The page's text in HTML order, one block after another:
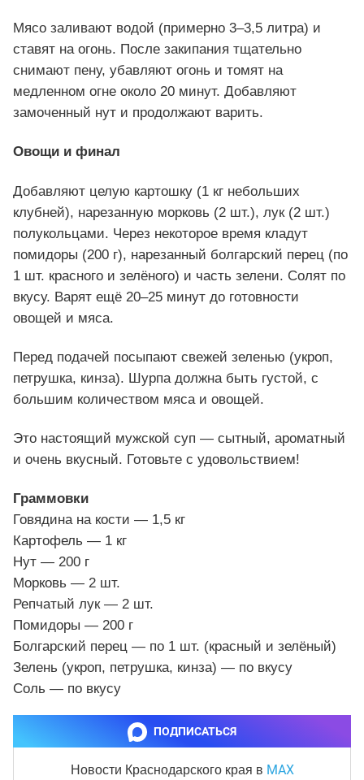
Мясо заливают водой (примерно 3–3,5 литра) и
ставят на огонь. После закипания тщательно
снимают пену, убавляют огонь и томят на
медленном огне около 20 минут. Добавляют
замоченный нут и продолжают варить.
Овощи и финал
Добавляют целую картошку (1 кг небольших
клубней), нарезанную морковь (2 шт.), лук (2 шт.)
полукольцами. Через некоторое время кладут
помидоры (200 г), нарезанный болгарский перец (по
1 шт. красного и зелёного) и часть зелени. Солят по
вкусу. Варят ещё 20–25 минут до готовности
овощей и мяса.
Перед подачей посыпают свежей зеленью (укроп,
петрушка, кинза). Шурпа должна быть густой, с
большим количеством мяса и овощей.
Это настоящий мужской суп — сытный, ароматный
и очень вкусный. Готовьте с удовольствием!
Граммовки
Говядина на кости — 1,5 кг
Картофель — 1 кг
Нут — 200 г
Морковь — 2 шт.
Репчатый лук — 2 шт.
Помидоры — 200 г
Болгарский перец — по 1 шт. (красный и зелёный)
Зелень (укроп, петрушка, кинза) — по вкусу
Соль — по вкусу
ПОДПИСАТЬСЯ
Новости Краснодарского края в MAX